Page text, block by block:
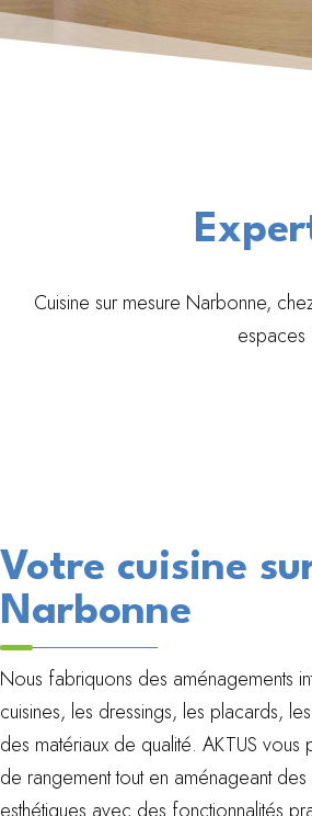
Cuisine sur mesure Narbonne,
Votre cuisine
Narbonne
Nous fabriquons des aménagements
cuisines, les dressings, les placards,
des matériaux de qualité. AKTUS vous
de rangement tout en aménageant